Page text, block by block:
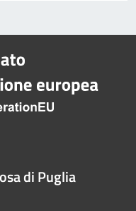
di Puglia